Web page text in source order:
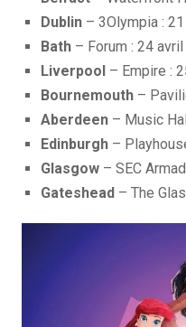
Dublin – 3Olympia :
Bath – Forum : 24
Liverpool – Empire :
Bournemouth –
Aberdeen – Music
Edinburgh –
Glasgow – SEC
Gateshead – The